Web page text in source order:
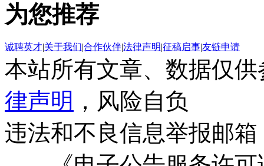
为您推荐
诚聘英才|关于我们|合作伙伴|法律声明|征稿启事|友链申请
本站所有文章、数据仅
律声明 ，风险自负
违法和不良信息举报邮箱